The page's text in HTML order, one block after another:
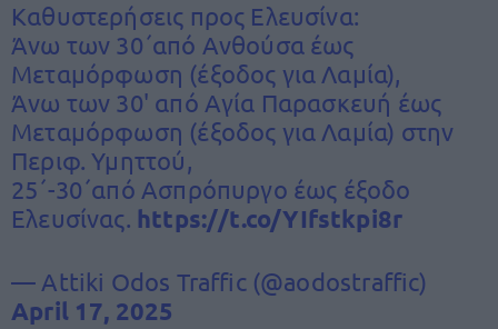
Καθυστερήσεις προς Ελευσίνα:
Άνω των 30΄από Ανθούσα έως
Μεταμόρφωση (έξοδος για Λαμία),
Άνω των 30' από Αγία Παρασκευή έως
Μεταμόρφωση (έξοδος για Λαμία) στην
Περιφ. Υμηττού,
25΄-30΄από Ασπρόπυργο έως έξοδο
Ελευσίνας. https://t.co/YIfstkpi8r
— Attiki Odos Traffic (@aodostraffic)
April 17, 2025